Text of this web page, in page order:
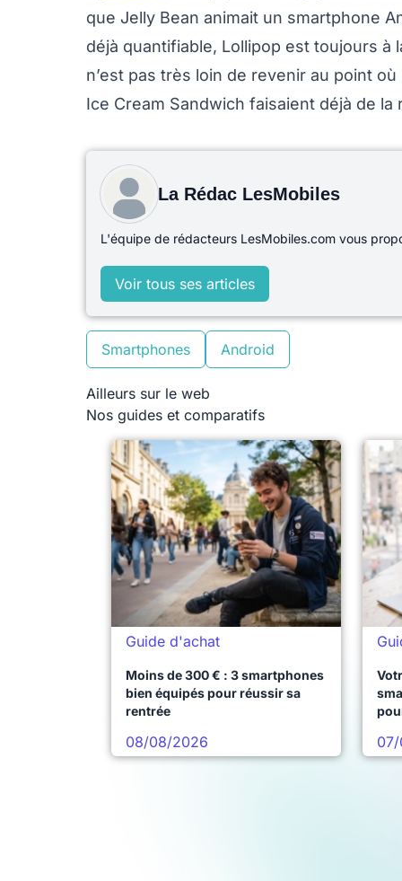
que Jelly Bean animait un smartphone
déjà quantifiable, Lollipop est toujours à
n’est pas très loin de revenir au point
Ice Cream Sandwich faisaient déjà de la
La Rédac LesMobiles
L'équipe de rédacteurs LesMobiles.com vous
Voir tous ses articles
Smartphones Android
Ailleurs sur le web
Nos guides et comparatifs
Guide d'achat
Moins de 300 € : 3 smartphones
bien équipés pour réussir sa
rentrée
08/08/2026